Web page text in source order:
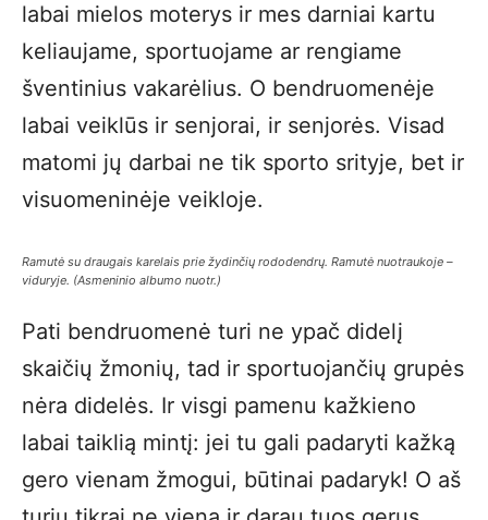
labai mielos moterys ir mes darniai kartu
keliaujame, sportuojame ar rengiame
šventinius vakarėlius. O bendruomenėje
labai veiklūs ir senjorai, ir senjorės. Visad
matomi jų darbai ne tik sporto srityje, bet ir
visuomeninėje veikloje.
Ramutė su draugais karelais prie žydinčių rododendrų. Ramutė nuotraukoje –
viduryje. (Asmeninio albumo nuotr.)
Pati bendruomenė turi ne ypač didelį
skaičių žmonių, tad ir sportuojančių grupės
nėra didelės. Ir visgi pamenu kažkieno
labai taiklią mintį: jei tu gali padaryti kažką
gero vienam žmogui, būtinai padaryk! O aš